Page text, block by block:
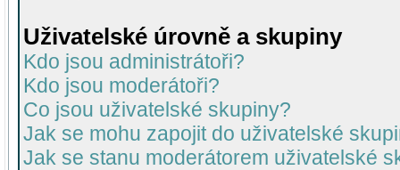
Uživatelské úrovně a skupiny
Kdo jsou administrátoři?
Kdo jsou moderátoři?
Co jsou uživatelské skupiny?
Jak se mohu zapojit do uživatelské
Jak se stanu moderátorem uživatelské